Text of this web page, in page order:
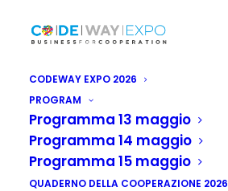
CODEWAY EXPO 2026
PROGRAM
Programma 13 maggio
Programma 14 maggio
Programma 15 maggio
QUADERNO DELLA COOPERAZIONE 2026